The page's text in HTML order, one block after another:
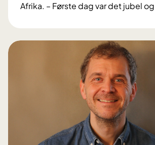
Afrika. – Første dag var det jubel
y
t